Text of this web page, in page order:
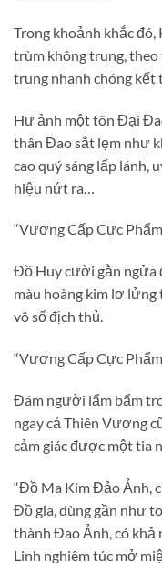
Trong khoảnh khắc
trùm không trung,
trung nhanh chóng kết
Hư ảnh một tôn Đại
thân Đao sắt lẹm như
cao quý sáng lấp lánh,
hiệu nứt ra…
“Vương Cấp Cực
Đồ Huy cười gằn ngửa
màu hoàng kim lơ
vô số địch thủ.
“Vương Cấp Cực
Đám người lẩm bẩm
ngay cả Thiên Vương
cảm giác được một tia
“Đồ Ma Kim Đảo Ảnh,
Đồ gia, dùng gần như
thành Đao Ảnh, có khả
Linh nghiêm túc mở